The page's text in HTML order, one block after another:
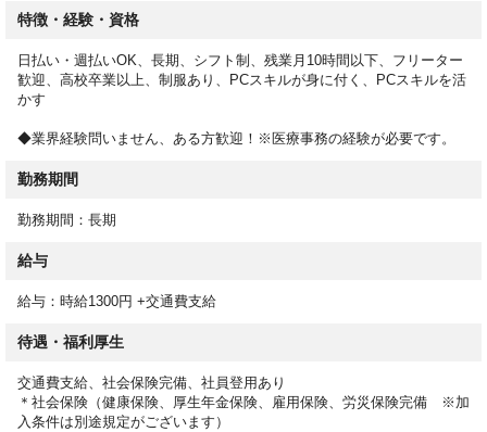
＜応募後の流れ＞
①オンラインで登録（来社は不要です！）
②条件に合ったお仕事をお電話またはメールにてご案内
③事前に職場見学
④就業スタート
特徴・経験・資格
日払い・週払いOK、長期、シフト制、残業月10時間以下、フリーター
歓迎、高校卒業以上、制服あり、PCスキルが身に付く、PCスキルを活
かす
◆業界経験問いません、ある方歓迎！※医療事務の経験が必要です。
勤務期間
勤務期間：長期
給与
給与：時給1300円 +交通費支給
待遇・福利厚生
交通費支給、社会保険完備、社員登用あり
＊社会保険（健康保険、厚生年金保険、雇用保険、労災保険完備 ※加
入条件は別途規定がございます）